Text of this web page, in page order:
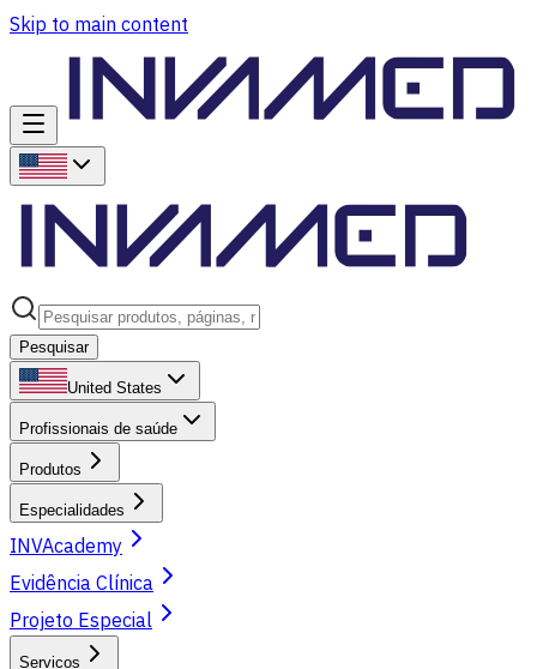
Skip to main content
Pesquisar
United States
Profissionais de saúde
Produtos
Especialidades
INVAcademy
Evidência Clínica
Projeto Especial
Servicos